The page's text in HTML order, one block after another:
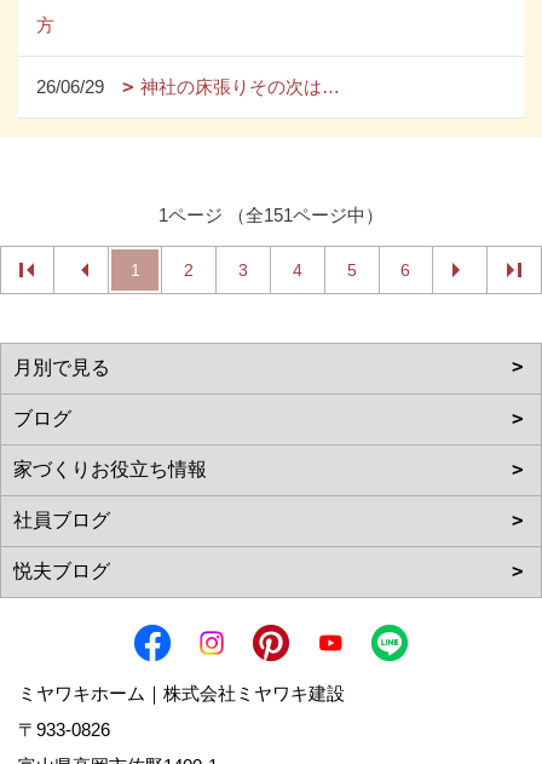
方
26/06/29 神社の床張りその次は…
1ページ （全151ページ中）
1 2 3 4 5 6
ミヤワキホーム｜株式会社ミヤワキ建設
〒933-0826